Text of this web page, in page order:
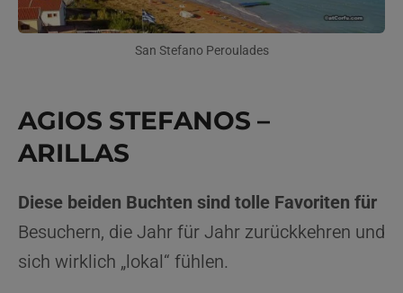
San Stefano Peroulades
AGIOS STEFANOS –
ARILLAS
Diese beiden Buchten sind tolle Favoriten für
Besuchern, die Jahr für Jahr zurückkehren und
sich wirklich „lokal“ fühlen.